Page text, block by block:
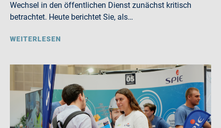
Wechsel in den öffentlichen Dienst zunächst kritisch
betrachtet. Heute berichtet Sie, als…
WEITERLESEN